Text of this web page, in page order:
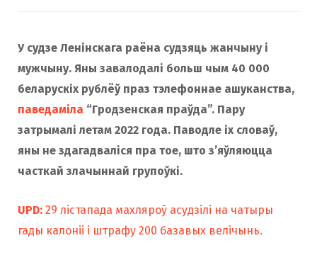
У судзе Ленінскага раёна судзяць жанчыну і
мужчыну. Яны завалодалі больш чым 40 000
беларускіх рублёў праз тэлефоннае ашуканства,
паведаміла “Гродзенская праўда”. Пару
затрымалі летам 2022 года. Паводле іх словаў,
яны не здагадваліся пра тое, што з’яўляюцца
часткай злачыннай групоўкі.
UPD: 29 лістапада махляроў асудзілі на чатыры
гады калоніі і штрафу 200 базавых велічынь.